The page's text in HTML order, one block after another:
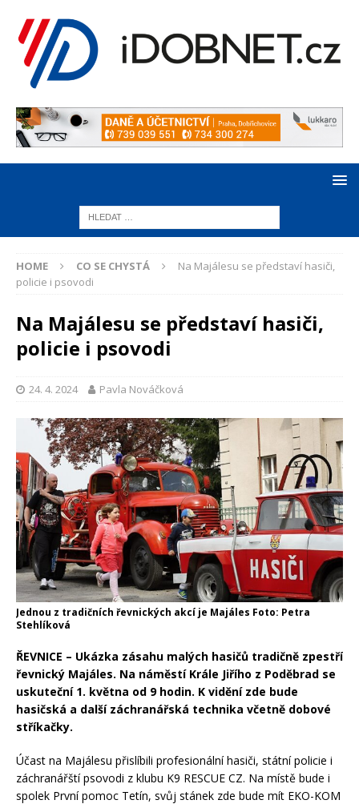
HOME CO SE CHYSTÁ
Na Majálesu se představí hasiči,
policie i psovodi
Na Majálesu se představí hasiči,
policie i psovodi
24. 4. 2024 Pavla Nováčková
Jednou z tradičních řevnických akcí je Majáles Foto: Petra
Stehlíková
ŘEVNICE – Ukázka zásahu malých hasičů tradičně zpestří
řevnický Majáles. Na náměstí Krále Jiřího z Poděbrad se
uskuteční 1. května od 9 hodin. K vidění zde bude
hasičská a další záchranářská technika včetně dobové
stříkačky.
Účast na Majálesu přislíbili profesionální hasiči, státní policie i
záchranářští psovodi z klubu K9 RESCUE CZ. Na místě bude i
spolek První pomoc Tetín, svůj stánek zde bude mít EKO-KOM